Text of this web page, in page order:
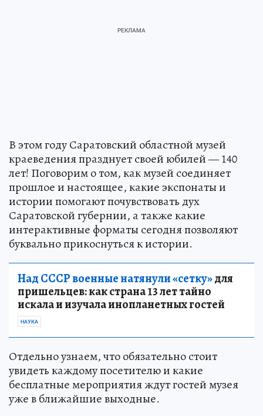
В этом году Саратовский областной музей
краеведения празднует своей юбилей — 140
лет! Поговорим о том, как музей соединяет
прошлое и настоящее, какие экспонаты и
истории помогают почувствовать дух
Саратовской губернии, а также какие
интерактивные форматы сегодня позволяют
буквально прикоснуться к истории.
Над СССР военные натянули «сетку»для
пришельцев: как страна 13 лет тайно
искала и изучала инопланетных гостей
НАУКА
Отдельно узнаем, что обязательно стоит
увидеть каждому посетителю и какие
бесплатные мероприятия ждут гостей музея
уже в ближайшие выходные.